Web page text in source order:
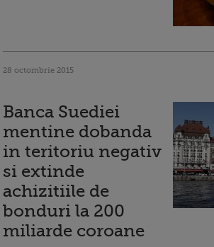
28 octombrie 2015
Banca Suediei
mentine dobanda
in teritoriu negativ
si extinde
achizitiile de
bonduri la 200
miliarde coroane